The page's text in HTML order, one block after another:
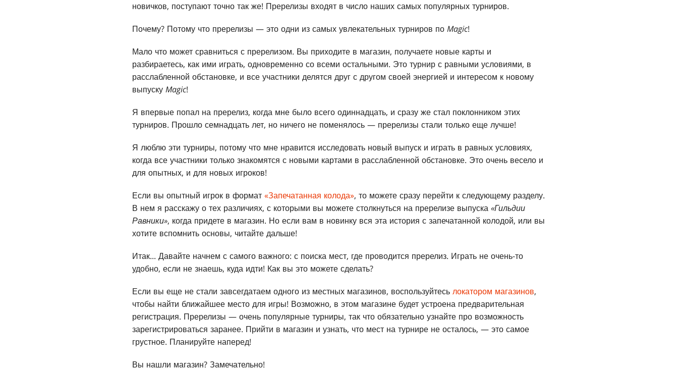
новичков, поступают точно так же! Пререлизы входят в число наших самых популярных турниров.
Почему? Потому что пререлизы — это одни из самых увлекательных турниров по Magic!
Мало что может сравниться с пререлизом. Вы приходите в магазин, получаете новые карты и
разбираетесь, как ими играть, одновременно со всеми остальными. Это турнир с равными условиями, в
расслабленной обстановке, и все участники делятся друг с другом своей энергией и интересом к новому
выпуску Magic!
Я впервые попал на пререлиз, когда мне было всего одиннадцать, и сразу же стал поклонником этих
турниров. Прошло семнадцать лет, но ничего не поменялось — пререлизы стали только еще лучше!
Я люблю эти турниры, потому что мне нравится исследовать новый выпуск и играть в равных условиях,
когда все участники только знакомятся с новыми картами в расслабленной обстановке. Это очень весело и
для опытных, и для новых игроков!
Если вы опытный игрок в формат «Запечатанная колода», то можете сразу перейти к следующему разделу.
В нем я расскажу о тех различиях, с которыми вы можете столкнуться на пререлизе выпуска «Гильдии
Равники», когда придете в магазин. Но если вам в новинку вся эта история с запечатанной колодой, или вы
хотите вспомнить основы, читайте дальше!
Итак... Давайте начнем с самого важного: с поиска мест, где проводится пререлиз. Играть не очень-то
удобно, если не знаешь, куда идти! Как вы это можете сделать?
Если вы еще не стали завсегдатаем одного из местных магазинов, воспользуйтесь локатором магазинов,
чтобы найти ближайшее место для игры! Возможно, в этом магазине будет устроена предварительная
регистрация. Пререлизы — очень популярные турниры, так что обязательно узнайте про возможность
зарегистрироваться заранее. Прийти в магазин и узнать, что мест на турнире не осталось, — это самое
грустное. Планируйте наперед!
Вы нашли магазин? Замечательно!